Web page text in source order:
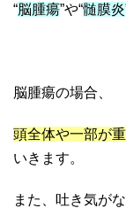
“脳腫瘍”や“髄膜炎
脳腫瘍の場合、
頭全体や一部が
いきます。
また、吐き気が